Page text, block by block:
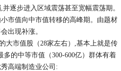
逐步进入区域震荡甚至宽幅震荡期。
市值向中市值转移的高峰期。由题材
出现补涨。
市值股（28家左右）,基本上就是传
的中等市值（300-600亿）群体有着
高端制造业公司: